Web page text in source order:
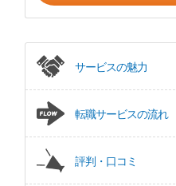
サービスの魅力
転職サービスの流れ
評判・口コミ